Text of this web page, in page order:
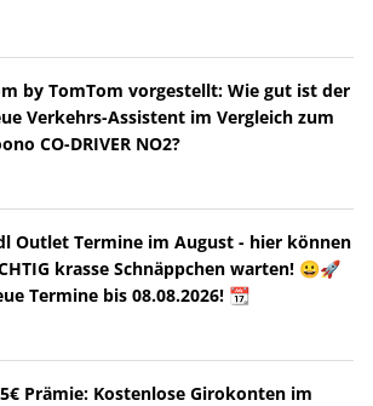
by TomTom vorgestellt: Wie gut ist der
Verkehrs-Assistent im Vergleich zum
CO-DRIVER NO2?
Outlet Termine im August - hier können
krasse Schnäppchen warten! 😀🚀
Termine bis 08.08.2026! 📆
Prämie: Kostenlose Girokonten im